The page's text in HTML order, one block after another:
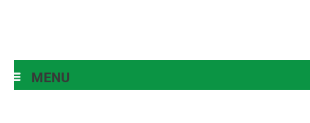
MENU